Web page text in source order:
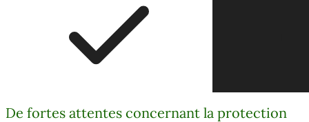
De fortes attentes concernant la protection